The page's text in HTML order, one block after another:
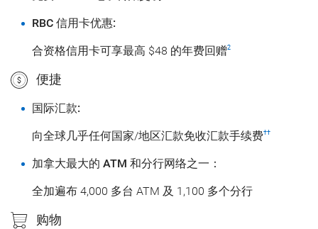
RBC 信用卡优惠:
合资格信用卡可享最高 $48 的年费回赠2
便捷
国际汇款:
向全球几乎任何国家/地区汇款免收汇款手续费††
加拿大最大的 ATM 和分行网络之一：
全加遍布 4,000 多台 ATM 及 1,100 多个分行
购物